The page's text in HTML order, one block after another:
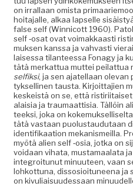
on irral­laan omista
hoita­jalle, alkaa lapselle
false self (Win­ni­cott 1960).
self ‑osat ovat voimakkaasti
muk­sen kanssa ja vah­vasti
laises­sa tilanteessa Fon­agy ja
tätä merkat­tua mut­tei peilat­tua
self­ik­si, ja sen ajatel­laan
tyk­selli­nen taus­ta. Kir­joit­ta­jien
keskeistä on se, että
alaisia ja trau­maat­tisia. Täl­löin
teek­si, joka on
tätä vas­taan puo­lus­taudu­taan
iden­ti­fikaa­tion mekanis­meil­la.
myötä alien self ‑osia, jot­ka on
voidaan viha­ta, mus­ta­maala­ta
inte­groitunut min­u­u­teen, vaan
lohkot­tuna, dis­so­sioituneena ja
on kivu­li­aisu­udessaan